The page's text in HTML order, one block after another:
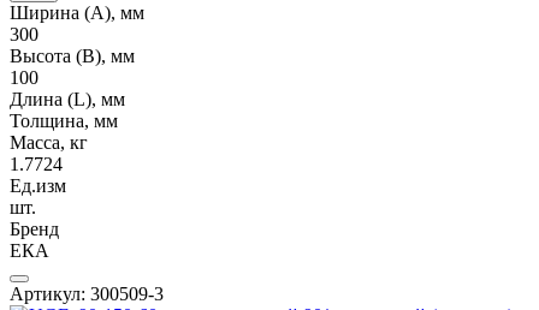
Ширина (А), мм
300
Высота (В), мм
100
Длина (L), мм
Толщина, мм
Масса, кг
1.7724
Ед.изм
шт.
Бренд
ЕКА
Артикул: 300509-3